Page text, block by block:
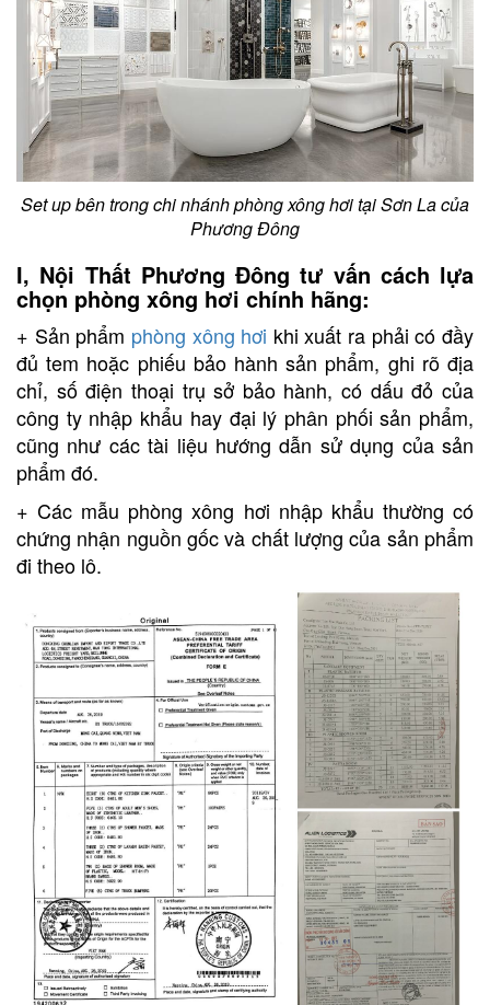
Set up bên trong chi nhánh phòng xông hơi tại Sơn La của
Phương Đông
I, Nội Thất Phương Đông tư vấn cách lựa
chọn phòng xông hơi chính hãng:
+ Sản phẩm phòng xông hơi khi xuất ra phải có đầy
đủ tem hoặc phiếu bảo hành sản phẩm, ghi rõ địa
chỉ, số điện thoại trụ sở bảo hành, có dấu đỏ của
công ty nhập khẩu hay đại lý phân phối sản phẩm,
cũng như các tài liệu hướng dẫn sử dụng của sản
phẩm đó.
+ Các mẫu phòng xông hơi nhập khẩu thường có
chứng nhận nguồn gốc và chất lượng của sản phẩm
đi theo lô.